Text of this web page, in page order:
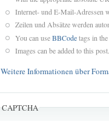
Internet- und E-Mail-Adressen
Zeilen und Absätze werden
You can useBBCodetags in
Images can be added to this post.
Weitere Informationen über
CAPTCHA